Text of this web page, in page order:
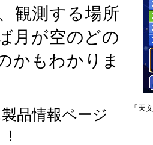
「天
観測する場所
月が空のどの
かもわかりま
品情報ページ